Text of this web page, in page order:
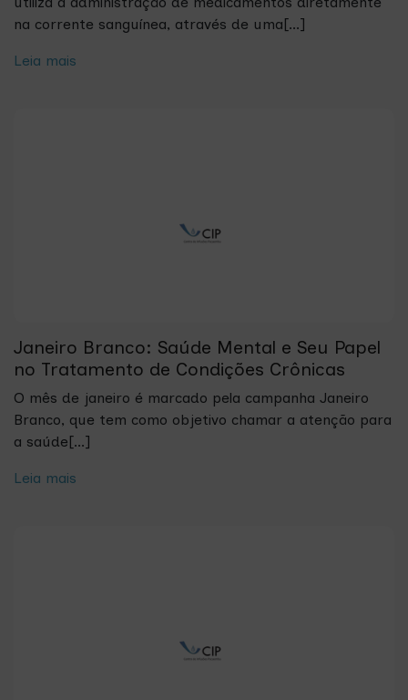
na corrente sanguínea, através de uma[...]
Leia mais
Janeiro Branco: Saúde Mental e Seu Papel
no Tratamento de Condições Crônicas
O mês de janeiro é marcado pela campanha Janeiro
Branco, que tem como objetivo chamar a atenção para
a saúde[...]
Leia mais